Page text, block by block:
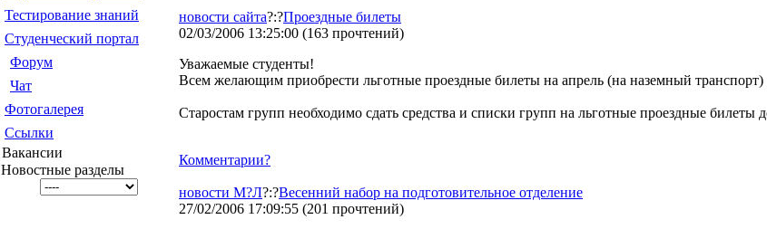
Тестирование знаний
Студенческий портал
Форум
Чат
Фотогалерея
Ссылки
Вакансии
Новостные разделы
новости сайта?:?Проездные билеты
02/03/2006 13:25:00 (163 прочтений)
Уважаемые студенты!
Всем желающим приобрести льготные проездные билеты на апрель (на наземный транспорт)
Старостам групп необходимо сдать средства и списки групп на льготные проездные
Комментарии?
новости М?Л?:?Весенний набор на подготовительное отделение
27/02/2006 17:09:55 (201 прочтений)